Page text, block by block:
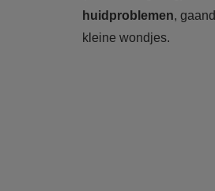
huidproblemen,
kleine wondjes.